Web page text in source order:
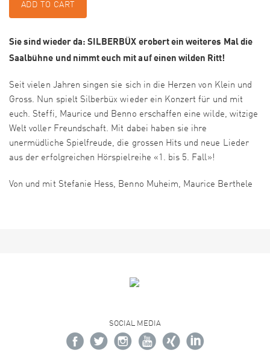
ADD TO CART
Sie sind wieder da: SILBERBÜX erobert ein weiteres Mal die
Saalbühne und nimmt euch mit auf einen wilden Ritt!
Seit vielen Jahren singen sie sich in die Herzen von Klein und
Gross. Nun spielt Silberbüx wieder ein Konzert für und mit
euch. Steffi, Maurice und Benno erschaffen eine wilde, witzige
Welt voller Freundschaft. Mit dabei haben sie ihre
unermüdliche Spielfreude, die grossen Hits und neue Lieder
aus der erfolgreichen Hörspielreihe «1. bis 5. Fall»!
Von und mit Stefanie Hess, Benno Muheim, Maurice Berthele
SOCIAL MEDIA